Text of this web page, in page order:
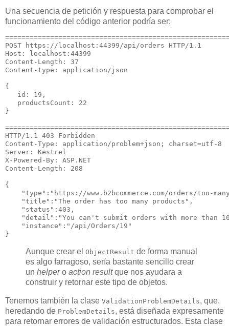
Una secuencia de petición y respuesta para comprobar el
funcionamiento del código anterior podría ser:
POST https: //localhost:44399/api/orders HTTP/1.1
Host: localhost: 44399
Content -Length : 37
Content -type : application/json
{
   id:
19 ,
   productsCount:
22
}
HTTP/1.1 403 Forbidden
Content -Type : application/problem+json; charset=utf - 8
Server: Kestrel
X-Powered -By : ASP . NET
Content -Length : 208
{
"type" : "https://www.b2bcommerce.com/orders/too-
"title" : "The order has too many products" ,
"status" : 403 ,
"detail" : "You can't submit orders with more than
"instance" : "/api/Orders/19"
}
Aunque crear el ObjectResult de forma manual
es algo farragoso, sería bastante sencillo crear
un helpero action resultque nos ayudara a
construir y retornar este tipo de objetos.
Tenemos también la clase ValidationProblemDetails, que,
heredando de ProblemDetails, está diseñada expresamente
para retornar errores de validación estructurados. Esta clase